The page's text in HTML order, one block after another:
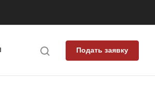
Подать заявку